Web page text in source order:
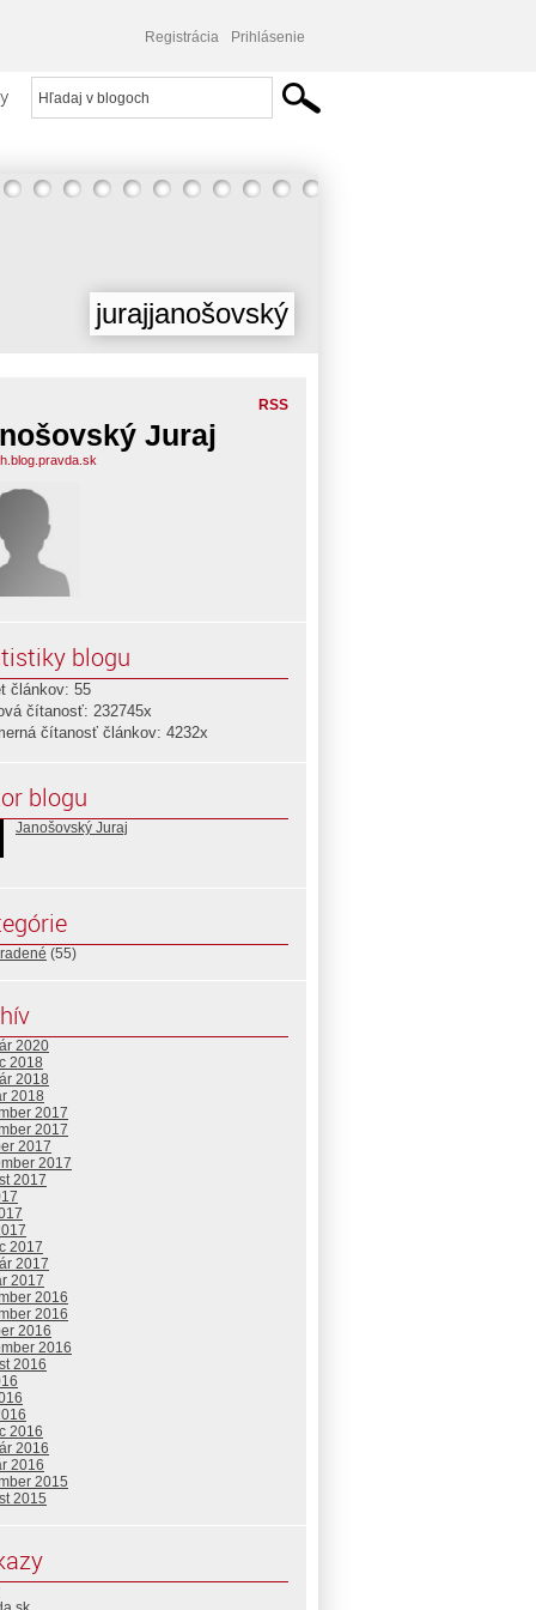
Registrácia Prihlásenie
jurajjanošovský
RSS
Juraj
blogu
článkov: 55
čítanosť: 232745x
čítanosť článkov: 4232x
blogu
Janošovský Juraj
(55)
2020
2018
2018
2018
2017
2017
2017
2017
2017
2017
2017
2017
2016
2016
2016
2016
2016
2016
2016
2016
2015
2015